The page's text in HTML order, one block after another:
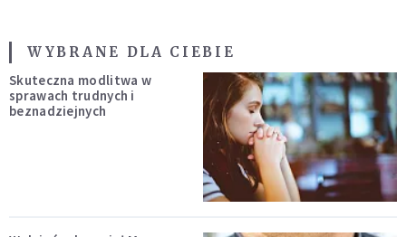
WYBRANE DLA CIEBIE
Skuteczna modlitwa w
sprawach trudnych i
beznadziejnych